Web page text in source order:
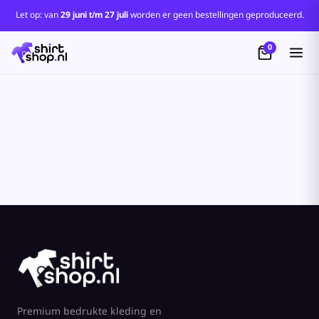
Let op: van29 juni t/m 27 juliworden er geen bestellingen geproduceerd.
0
Premium bedrukte kleding en
Standaard
Price: Lowest First
Price: Highest First